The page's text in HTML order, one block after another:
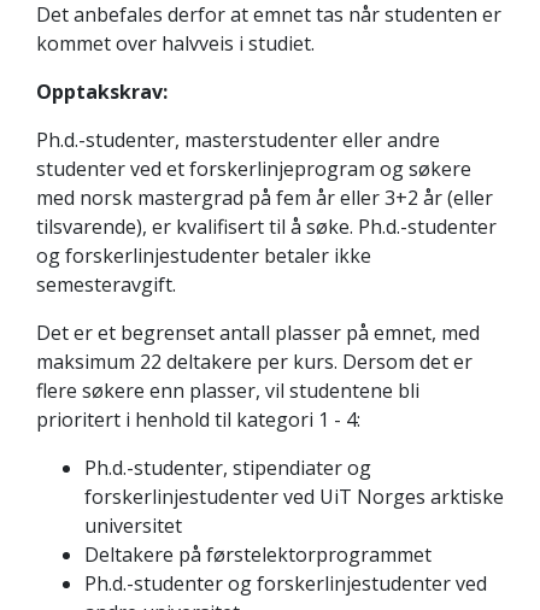
Det anbefales derfor at emnet tas når studenten er
kommet over halvveis i studiet.
Opptakskrav:
Ph.d.-studenter, masterstudenter eller andre
studenter ved et forskerlinjeprogram og søkere
med norsk mastergrad på fem år eller 3+2 år (eller
tilsvarende), er kvalifisert til å søke. Ph.d.-studenter
og forskerlinjestudenter betaler ikke
semesteravgift.
Det er et begrenset antall plasser på emnet, med
maksimum 22 deltakere per kurs. Dersom det er
flere søkere enn plasser, vil studentene bli
prioritert i henhold til kategori 1 - 4:
Ph.d.-studenter, stipendiater og
forskerlinjestudenter ved UiT Norges arktiske
universitet
Deltakere på førstelektorprogrammet
Ph.d.-studenter og forskerlinjestudenter ved